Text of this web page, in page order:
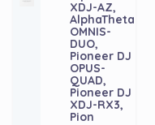
XDJ-AZ,
AlphaTheta
OMNIS-
DUO,
Pioneer DJ
OPUS-
QUAD,
Pioneer DJ
XDJ-RX3,
Pion